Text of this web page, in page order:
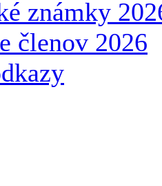
známky
členov 2026